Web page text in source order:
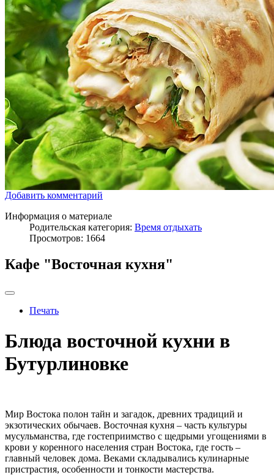
Добавить комментарий
Информация о материале
Родительская категория: Время отдыхать
Просмотров: 1664
Кафе "Восточная кухня"
Печать
Блюда восточной кухни в
Бутурлиновке
Мир Востока полон тайн и загадок, древних традиций и
экзотических обычаев. Восточная кухня – часть культуры
мусульманства, где гостеприимство с щедрыми угощениями в
крови у коренного населения стран Востока, где гость –
главный человек дома. Веками складывались кулинарные
пристрастия, особенности и тонкости мастерства.